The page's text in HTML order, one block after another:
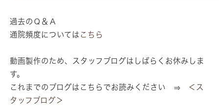
過去のＱ＆Ａ
通院頻度については こちら
動画製作のため、スタッフブログはしばらくお休みしま
す。
これまでのブログはこちらでお読みください ⇒
＜ス
タッフブログ＞